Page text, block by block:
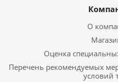
О
Оценка
Перечень рекомендуемых
условий